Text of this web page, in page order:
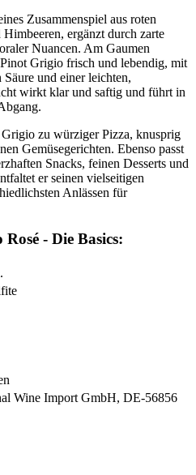
Zusammenspiel aus roten
ergänzt durch zarte
Nuancen. Am Gaumen
Grigio frisch und lebendig, mit
und einer leichten,
wirkt klar und saftig und führt in
zu würziger Pizza, knusprig
Gemüsegerichten. Ebenso passt
Snacks, feinen Desserts und
er seinen vielseitigen
Anlässen für
- Die Basics:
Wine Import GmbH, DE-56856